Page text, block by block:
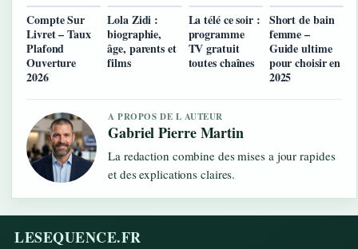
Compte Sur
Livret – Taux
Plafond
Ouverture
2026
Lola Zidi :
biographie,
âge, parents et
films
La télé ce soir :
programme
TV gratuit
toutes chaînes
Short de bain
femme –
Guide ultime
pour choisir en
2025
A PROPOS DE L AUTEUR
Gabriel Pierre Martin
La redaction combine des mises a jour rapides
et des explications claires.
LESEQUENCE.FR